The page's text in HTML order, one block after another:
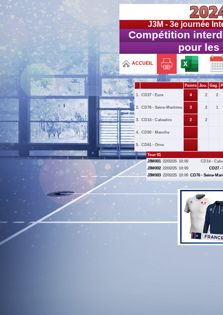
J3M - 3e journée
Compétition
pour les
ACCUEIL
Points Jou. Gag.
1. CD27 - Eure 4 2 2
2. CD76 - Seine-Maritime 3 2 1
3. CD14 - Calvados 2 2
4. CD50 - Manche
5. CD61 - Orne
Tour 01
J3M001 22/02/25 10:00
CD14 -
J3M002 22/02/25 10:00
CD27 -
J3M003 22/02/25 10:00 CD76 - Seine-